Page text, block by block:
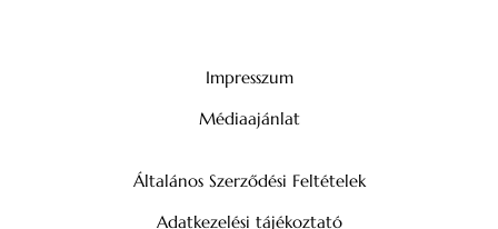
Impresszum
Médiaajánlat
Általános Szerződési Feltételek
Adatkezelési tájékoztató